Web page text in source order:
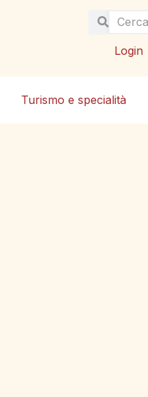
Login
Turismo e specialità